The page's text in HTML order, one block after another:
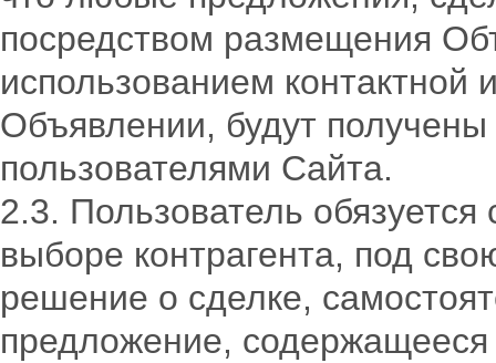
посредством размещения
использованием
Объявлении, будут
пользователями Сайта.
2.3. Пользователь
выборе контрагента, под
решение о сделке,
предложение,